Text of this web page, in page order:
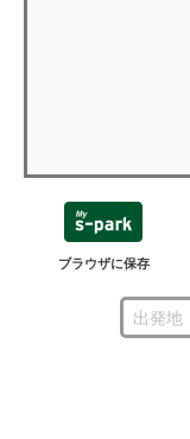
ブラウザに保存